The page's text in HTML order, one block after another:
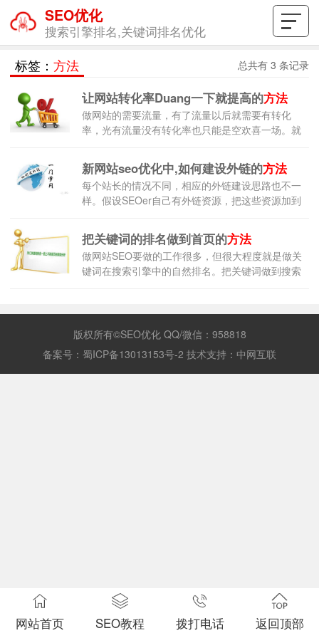
SEO优化
搜索引擎排名,关键词排名优化
标签： 方法 总共有 3 条记录
让网站转化率Duang一下就提高的方法
做网站的需要流量，有了流量以后就需要有转化
率，光有流量没有转化率也只能是空欢喜一场。就
新网站seo优化中,如何建设外链的方法
每个站长的情况不同，相应的外链建设思路也不一
样。假设SEOer自己有外链资源，把这些资源加到
链接，这样对于新站是很有利的。
把关键词的排名做到首页的方法
做网站SEO要做的工作很多，但很大程度就是做关
键词在搜索引擎中的自然排名。把关键词做到搜索
化率。
版权所有©SEO优化 QQ/微信：958818
备案号： 蜀ICP备13013153号-2 技术支持： 中网互联
网站首页 SEO教程 拨打电话 返回顶部